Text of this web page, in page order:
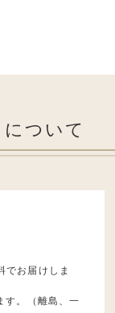
ついて
お届けしま
。（離島、一